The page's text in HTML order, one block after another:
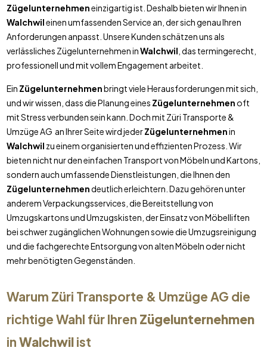
Zügelunternehmeneinzigartig ist. Deshalb bieten wir Ihnen in
Walchwileinen umfassenden Service an, der sich genau Ihren
Anforderungen anpasst. Unsere Kunden schätzen uns als
verlässliches Zügelunternehmen inWalchwil , das termingerecht,
professionell und mit vollem Engagement arbeitet.
Ein Zügelunternehmenbringt viele Herausforderungen mit sich,
und wir wissen, dass die Planung eines Zügelunternehmenoft
mit Stress verbunden sein kann. Doch mit Züri Transporte &
Umzüge AG an Ihrer Seite wird jederZügelunternehmenin
Walchwil zu einem organisierten und effizienten Prozess. Wir
bieten nicht nur den einfachen Transport von Möbeln und Kartons,
sondern auch umfassende Dienstleistungen, die Ihnen den
Zügelunternehmendeutlich erleichtern. Dazu gehören unter
anderem Verpackungsservices, die Bereitstellung von
Umzugskartons und Umzugskisten, der Einsatz von Möbelliften
bei schwer zugänglichen Wohnungen sowie die Umzugsreinigung
und die fachgerechte Entsorgung von alten Möbeln oder nicht
mehr benötigten Gegenständen.
Warum Züri Transporte & Umzüge AG die
richtige Wahl für Ihren Zügelunternehmen
inWalchwilist